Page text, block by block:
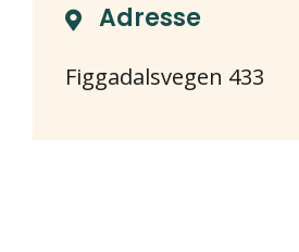
Adresse
Figgadalsvegen 433